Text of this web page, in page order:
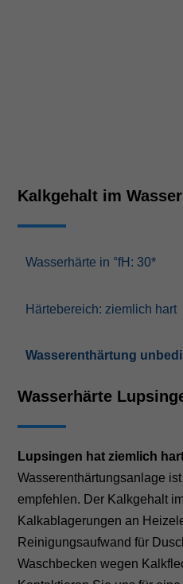
Kalkgehalt im
Wasserhärte in °fH: 30*
Härtebereich: ziemlich hart
Wasserenthärtung
Wasserhärte
Lupsingen hat ziemlich
Wasserenthärtungsanlage
empfehlen. Der Kalkgehalt
Kalkablagerungen an
Reinigungsaufwand für
Waschbecken wegen